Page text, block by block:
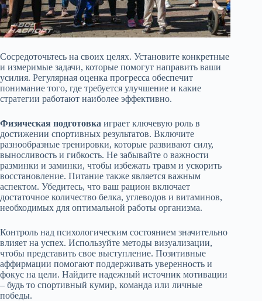
Сосредоточьтесь на своих целях. Установите конкретные
и измеримые задачи, которые помогут направить ваши
усилия. Регулярная оценка прогресса обеспечит
понимание того, где требуется улучшение и какие
стратегии работают наиболее эффективно.
Физическая подготовка играет ключевую роль в
достижении спортивных результатов. Включите
разнообразные тренировки, которые развивают силу,
выносливость и гибкость. Не забывайте о важности
разминки и заминки, чтобы избежать травм и ускорить
восстановление. Питание также является важным
аспектом. Убедитесь, что ваш рацион включает
достаточное количество белка, углеводов и витаминов,
необходимых для оптимальной работы организма.
Контроль над психологическим состоянием значительно
влияет на успех. Используйте методы визуализации,
чтобы представить свое выступление. Позитивные
аффирмации помогают поддерживать уверенность и
фокус на цели. Найдите надежный источник мотивации
– будь то спортивный кумир, команда или личные
победы.